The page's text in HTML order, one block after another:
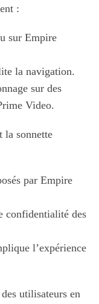
:
sur Empire
la navigation.
sur des
Video.
la sonnette
par Empire
confidentialité des
l’expérience
utilisateurs en